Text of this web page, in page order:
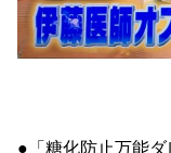
●「糖化防止万能ダ